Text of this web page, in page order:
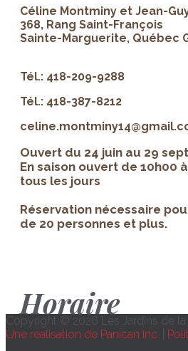
Céline Montminy et Jean-
368, Rang Saint-François
Sainte-Marguerite, Québec
Tél.: 418-209-9288
Tél.: 418-387-8212
Ouvert du 24 juin au 29
En saison ouvert de 10h00
tous les jours
Réservation nécessaire
de 20 personnes et plus.
Horaire
Copyright © 2026 Les Jardins de
Une réalisation de Panican Inc.